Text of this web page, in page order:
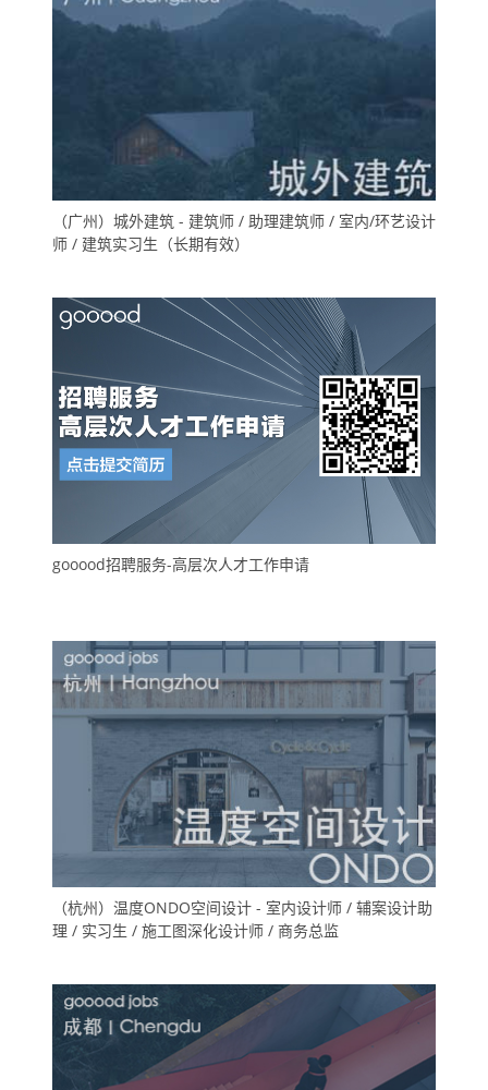
（广州）城外建筑 - 建筑师 / 助理建筑师 / 室内/环艺设计
师 / 建筑实习生（长期有效）
gooood招聘服务-高层次人才工作申请
（杭州）温度ONDO空间设计 - 室内设计师 / 辅案设计助
理 / 实习生 / 施工图深化设计师 / 商务总监